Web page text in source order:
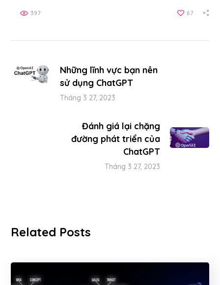
67
397
Những lĩnh vực bạn nên
sử dụng ChatGPT
Tháng 3 27, 2023
Đánh giá lại chặng
đường phát triển của
ChatGPT
Tháng 3 27, 2023
Related Posts